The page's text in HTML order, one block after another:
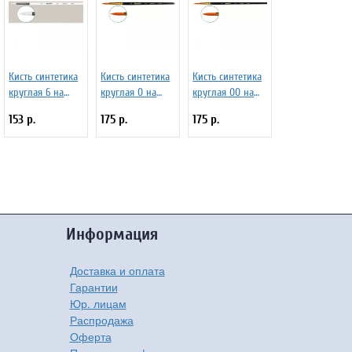
Кисть синтетика
круглая 6 на
белая Серия 1В12
ЖВ1-06,02Б
153 р.
Кисть синтетика
круглая 0 на
матовая, с
укороченной
175 р.
Кисть синтетика
круглая 00 на
матовая, с
укороченной
175 р.
Информация
Доставка и оплата
Гарантии
Юр. лицам
Распродажа
Оферта